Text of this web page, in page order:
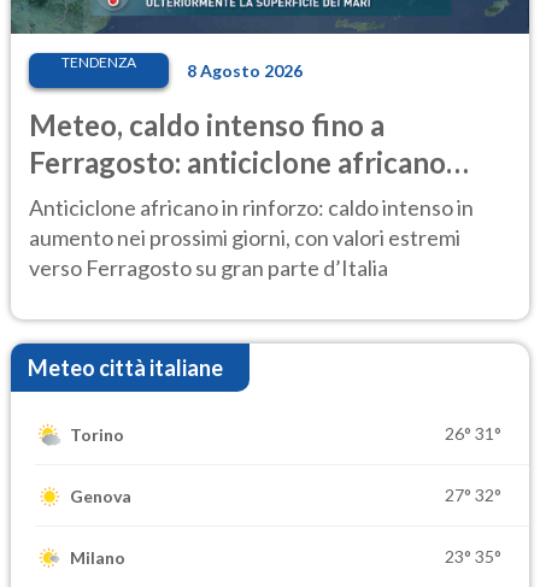
TENDENZA 8 Agosto 2026
Meteo, caldo intenso fino a
Ferragosto: anticiclone africano
ancora protagonista
Anticiclone africano in rinforzo: caldo intenso in
aumento nei prossimi giorni, con valori estremi
verso Ferragosto su gran parte d’Italia
Meteo città italiane
Torino 26° 31°
Genova 27° 32°
Milano 23° 35°